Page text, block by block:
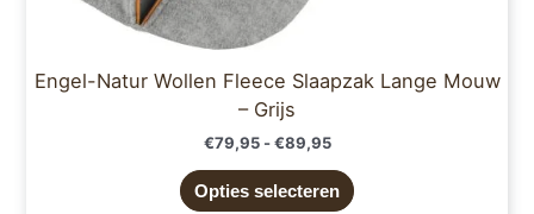
Engel-Natur Wollen Fleece Slaapzak Lange Mouw
– Grijs
€79,95 - €89,95
Opties selecteren